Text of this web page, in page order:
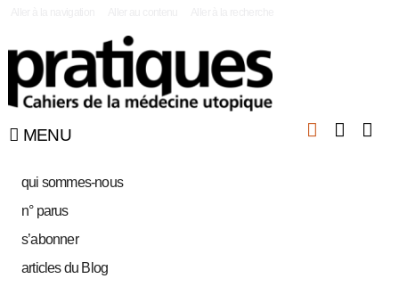
MENU
qui sommes-nous
n° parus
s’abonner
articles du Blog